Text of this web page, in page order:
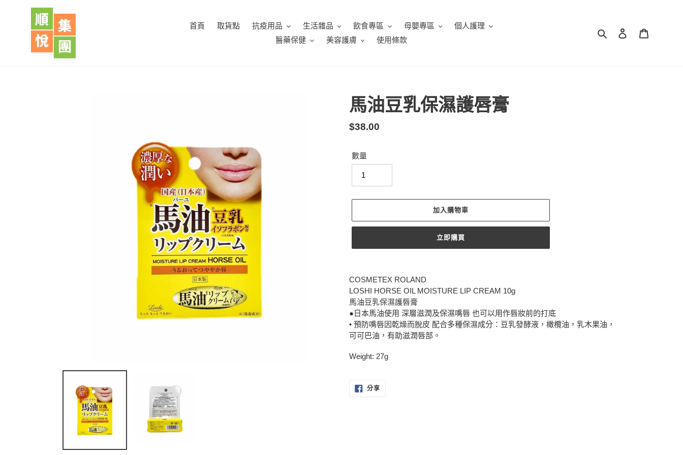
首頁 取貨點 抗疫用品 生活雜品 飲食專區 母嬰專區
個人護理
醫藥保健
美容護膚 使用條款
搜尋 登入
馬油豆乳保濕護唇膏
定
$38.00
數量
加入購物車
立即購買
在
將
產
品
加
入
您
的
車
COSMETEX ROLAND
LOSHI HORSE OIL MOISTURE LIP CREAM 10g
馬油豆乳保濕護唇膏
●日本馬油使用 深層滋潤及保濕嘴唇 也可以用作唇妝前的打底
• 預防嘴唇因乾燥而脫皮 配合多種保濕成分：豆乳發酵液，橄欖油，乳木果油，
可可巴油，有助滋潤唇部。
Weight: 27g
分享分